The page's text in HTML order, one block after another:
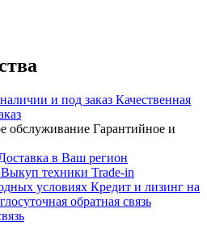
Качественная
Гарантийное и
в Ваш регион
Выкуп техники Trade-in
Кредит и лизинг на